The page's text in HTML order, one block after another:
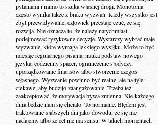
pytaniami i mimo to szuka własnej drogi. Monotonia
często wynika także z braku wyzwań. Kiedy wszystko jest
zbyt przewidywalne, człowiek przestaje czuć, że się
rozwija. Nie oznacza to, że należy natychmiast
podejmować ryzykowne decyzje. Wystarczy wybrać małe
wyzwanie, które wymaga lekkiego wysiłku. Może to być
miesiąc regularnego pisania, nauka podstaw nowego
języka, codzienny spacer, ograniczenie słodyczy,
uporządkowanie finansów albo stworzenie czegoś
własnego. Wyzwanie powinno być realne, ale na tyle
ciekawe, aby budziło zaangażowanie. Trzeba też
zaakceptować, że motywacja bywa zmienna. Nie każdego
dnia będzie nam się chciało. To normalne. Błędem jest
traktowanie słabszych dni jako dowodu, że się nie
nadajemy albo że cel nie ma sensu. W takich momentach